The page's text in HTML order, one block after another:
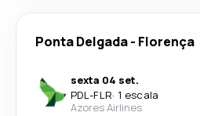
Ponta Delgada- Florença
sexta 04 set.
PDL-FLR· 1 escala
Azores Airlines